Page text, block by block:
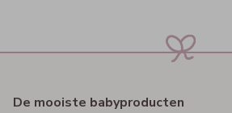
De mooiste babyproducten